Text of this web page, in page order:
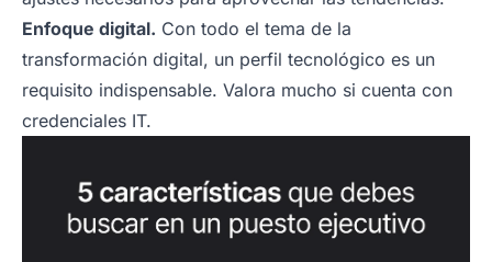
Enfoque digital. Con todo el tema de la
transformación digital, un perfil tecnológico es un
requisito indispensable. Valora mucho si cuenta con
credenciales IT.